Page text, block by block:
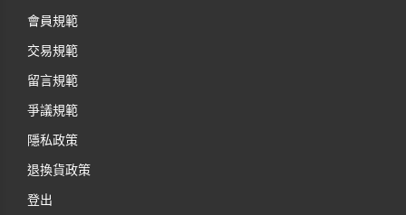
會員規範
交易規範
留言規範
爭議規範
隱私政策
退換貨政策
登出